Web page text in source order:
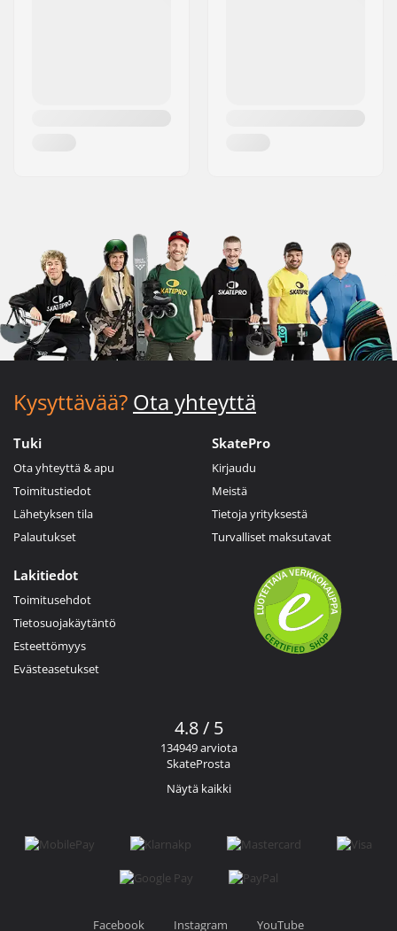
Kysyttävää? Ota yhteyttä
Tuki
Ota yhteyttä & apu
Toimitustiedot
Lähetyksen tila
Palautukset
SkatePro
Kirjaudu
Meistä
Tietoja yrityksestä
Turvalliset maksutavat
Lakitiedot
Toimitusehdot
Tietosuojakäytäntö
Esteettömyys
Evästeasetukset
4.8 / 5
134949 arviota
SkateProsta
Näytä kaikki
Facebook Instagram YouTube